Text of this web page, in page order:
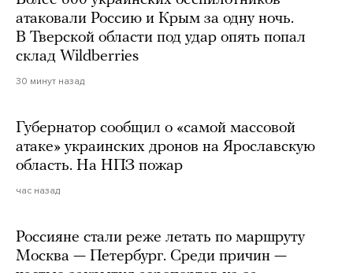
атаковали Россию и Крым за одну ночь.
В Тверской области под удар опять попал
склад Wildberries
30 минут назад
Губернатор сообщил о «самой массовой
атаке» украинских дронов на Ярославскую
область. На НПЗ пожар
час назад
Россияне стали реже летать по маршруту
Москва — Петербург. Среди причин —